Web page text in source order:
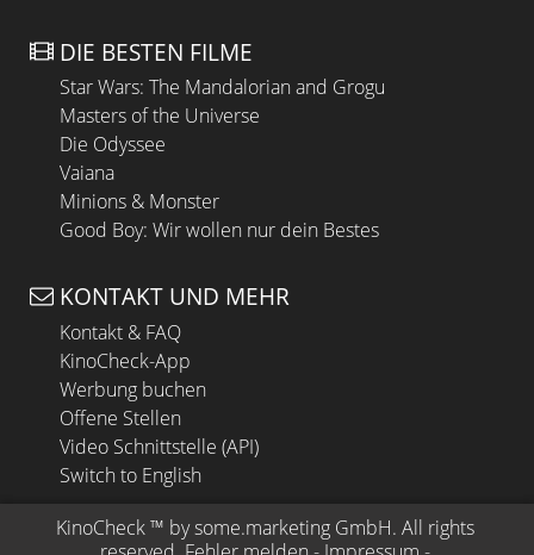
DIE BESTEN FILME
Star Wars: The Mandalorian and Grogu
Masters of the Universe
Die Odyssee
Vaiana
Minions & Monster
Good Boy: Wir wollen nur dein Bestes
KONTAKT UND MEHR
Kontakt & FAQ
KinoCheck-App
Werbung buchen
Offene Stellen
Video Schnittstelle (API)
Switch to English
KinoCheck ™ by some.marketing GmbH. All rights